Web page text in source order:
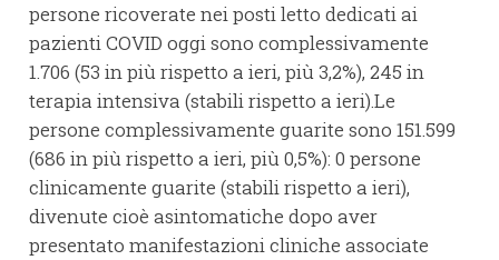
persone ricoverate nei posti letto dedicati ai
pazienti COVID oggi sono complessivamente
1.706 (53 in più rispetto a ieri, più 3,2%), 245 in
terapia intensiva (stabili rispetto a ieri).Le
persone complessivamente guarite sono 151.599
(686 in più rispetto a ieri, più 0,5%): 0 persone
clinicamente guarite (stabili rispetto a ieri),
divenute cioè asintomatiche dopo aver
presentato manifestazioni cliniche associate